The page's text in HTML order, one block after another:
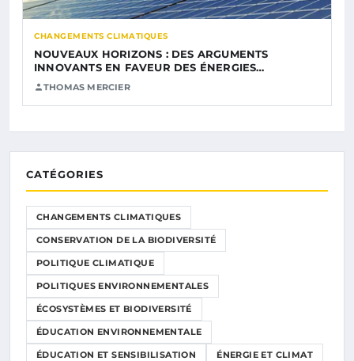
CHANGEMENTS CLIMATIQUES
NOUVEAUX HORIZONS : DES ARGUMENTS
INNOVANTS EN FAVEUR DES ÉNERGIES…
THOMAS MERCIER
CATÉGORIES
CHANGEMENTS CLIMATIQUES
CONSERVATION DE LA BIODIVERSITÉ
POLITIQUE CLIMATIQUE
POLITIQUES ENVIRONNEMENTALES
ÉCOSYSTÈMES ET BIODIVERSITÉ
ÉDUCATION ENVIRONNEMENTALE
ÉDUCATION ET SENSIBILISATION ÉNERGIE ET CLIMAT